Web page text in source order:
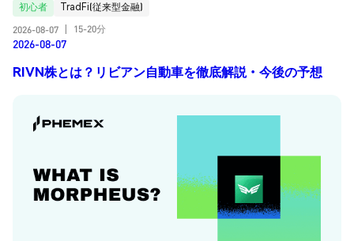
初心者
TradFi(従来型金融)
2026-08-07
15-20分
2026-08-07
RIVN株とは？リビアン自動車を徹底解説・今後の予想